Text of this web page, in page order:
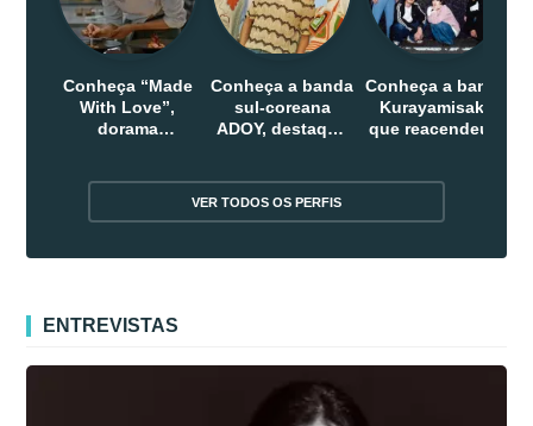
Conheça “Made
With Love”,
dorama
Conheça a banda
sul-coreana
ADOY, destaque
Conheça a banda
Kurayamisaka
que reacendeu o
VER TODOS OS PERFIS
ENTREVISTAS